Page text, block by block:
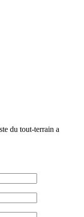
du tout-terrain a